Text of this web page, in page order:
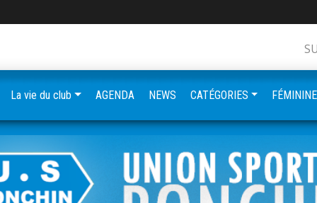
La vie du club AGENDA NEWS CATÉGORIES